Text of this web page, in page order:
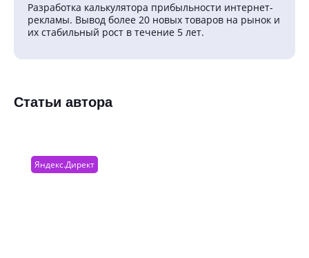
Разработка калькулятора прибыльности интернет-
рекламы. Вывод более 20 новых товаров на рынок и
их стабильный рост в течение 5 лет.
Статьи автора
Яндекс.Директ